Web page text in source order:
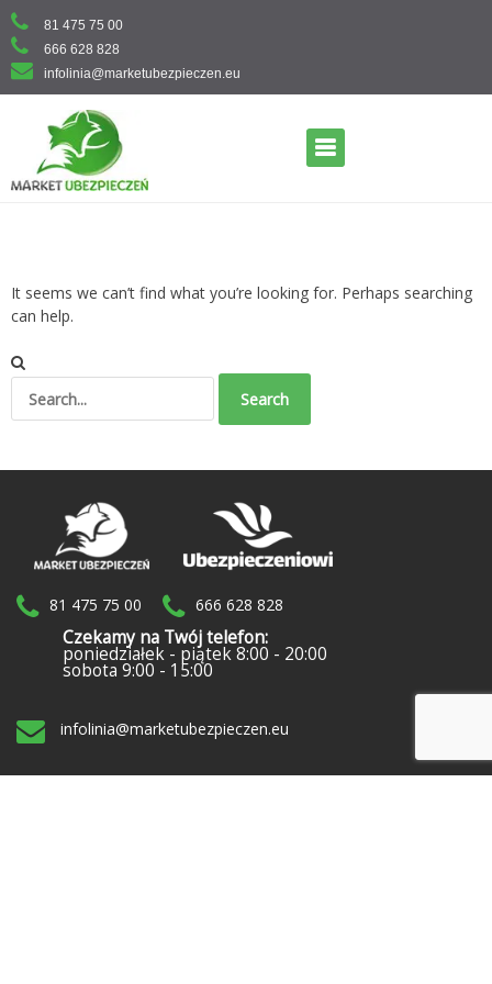
Skip
to
content
81 475 75 00
666 628 828
infolinia@marketubezpieczen.eu
It seems we can’t find what you’re looking for. Perhaps searching
can help.
for:
81 475 75 00 666 628 828
Czekamy na Twój telefon:
poniedziałek - piątek 8:00 - 20:00
sobota 9:00 - 15:00
infolinia@marketubezpieczen.eu